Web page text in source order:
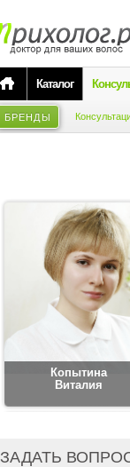
Каталог
БРЕНДЫ
Копытина
Виталия
ЗАДАТЬ